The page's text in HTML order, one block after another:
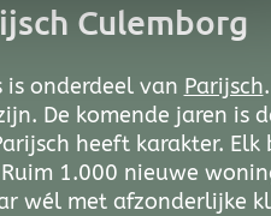
Culemborg
onderdeel van Parijsch
De komende jaren is
heeft karakter. Elk
1.000 nieuwe
wél met afzonderlijke